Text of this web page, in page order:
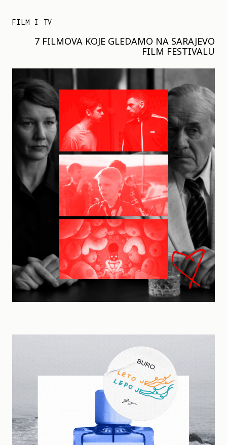
FILM I TV
7 FILMOVA KOJE GLEDAMO NA SARAJEVO
FILM FESTIVALU